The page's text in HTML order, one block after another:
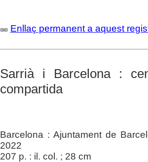
Enllaç permanent a aquest
Sarrià i Barcelona :
compartida
Barcelona : Ajuntament de
2022
207 p. : il. col. ; 28 cm